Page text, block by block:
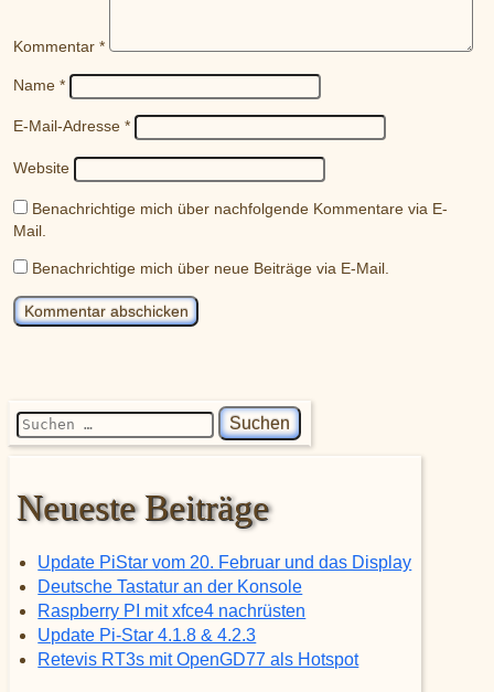
Kommentar*
Name*
E-Mail-Adresse*
Website
Benachrichtige mich über nachfolgende Kommentare via E-
Mail.
Benachrichtige mich über neue Beiträge via E-Mail.
Suchen nach:
Neueste Beiträge
Update PiStar vom 20. Februar und das Display
Deutsche Tastatur an der Konsole
Raspberry PI mit xfce4 nachrüsten
Update Pi-Star 4.1.8 & 4.2.3
Retevis RT3s mit OpenGD77 als Hotspot